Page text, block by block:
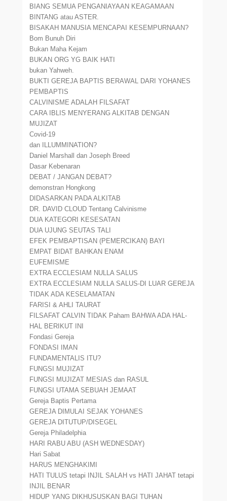
BIANG SEMUA PENGANIAYAAN KEAGAMAAN
BINTANG atau ASTER.
BISAKAH MANUSIA MENCAPAI KESEMPURNAAN?
Bom Bunuh Diri
Bukan Maha Kejam
BUKAN ORG YG BAIK HATI
bukan Yahweh.
BUKTI GEREJA BAPTIS BERAWAL DARI YOHANES
PEMBAPTIS
CALVINISME ADALAH FILSAFAT
CARA IBLIS MENYERANG ALKITAB DENGAN
MUJIZAT
Covid-19
dan ILLUMMINATION?
Daniel Marshall dan Joseph Breed
Dasar Kebenaran
DEBAT / JANGAN DEBAT?
demonstran Hongkong
DIDASARKAN PADA ALKITAB
DR. DAVID CLOUD Tentang Calvinisme
DUA KATEGORI KESESATAN
DUA UJUNG SEUTAS TALI
EFEK PEMBAPTISAN (PEMERCIKAN) BAYI
EMPAT BIDAT BAHKAN ENAM
EUFEMISME
EXTRA ECCLESIAM NULLA SALUS
EXTRA ECCLESIAM NULLA SALUS-DI LUAR GEREJA
TIDAK ADA KESELAMATAN
FARISI & AHLI TAURAT
FILSAFAT CALVIN TIDAK Paham BAHWA ADA HAL-
HAL BERIKUT INI
Fondasi Gereja
FONDASI IMAN
FUNDAMENTALIS ITU?
FUNGSI MUJIZAT
FUNGSI MUJIZAT MESIAS dan RASUL
FUNGSI UTAMA SEBUAH JEMAAT
Gereja Baptis Pertama
GEREJA DIMULAI SEJAK YOHANES
GEREJA DITUTUP/DISEGEL
Gereja Philadelphia
HARI RABU ABU (ASH WEDNESDAY)
Hari Sabat
HARUS MENGHAKIMI
HATI TULUS tetapi INJIL SALAH vs HATI JAHAT tetapi
INJIL BENAR
HIDUP YANG DIKHUSUSKAN BAGI TUHAN